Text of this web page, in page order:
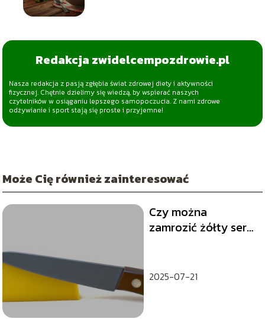
Redakcja zwidelcempozdrowie.pl
Nasza redakcja z pasją zgłębia świat zdrowej diety i aktywności
fizycznej. Chętnie dzielimy się wiedzą, by wspierać naszych
czytelników w osiąganiu lepszego samopoczucia. Z nami zdrowe
odżywianie i sport stają się proste i przyjemne!
Może Cię również zainteresować
Czy można
zamrozić żółty ser?
2025-07-21